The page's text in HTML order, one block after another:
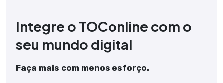
Integre o TOConline com o
seu mundo digital
Faça mais com menos esforço.